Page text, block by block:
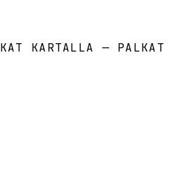
KARTALLA — PALKAT